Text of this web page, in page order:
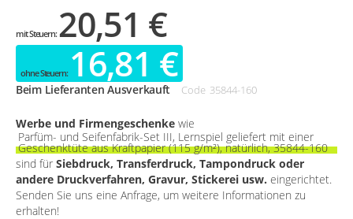
20,51 €
16,81 €
Beim Lieferanten Ausverkauft Code 35844-160
Werbe und Firmengeschenke wie
Parfüm- und Seifenfabrik-Set III, Lernspiel geliefert mit einer
Geschenktüte aus Kraftpapier (115 g/m²), natürlich, 35844-160
sind für Siebdruck, Transferdruck, Tampondruck oder
andere Druckverfahren, Gravur, Stickerei usw. eingerichtet.
Senden Sie uns eine Anfrage, um weitere Informationen zu
erhalten!